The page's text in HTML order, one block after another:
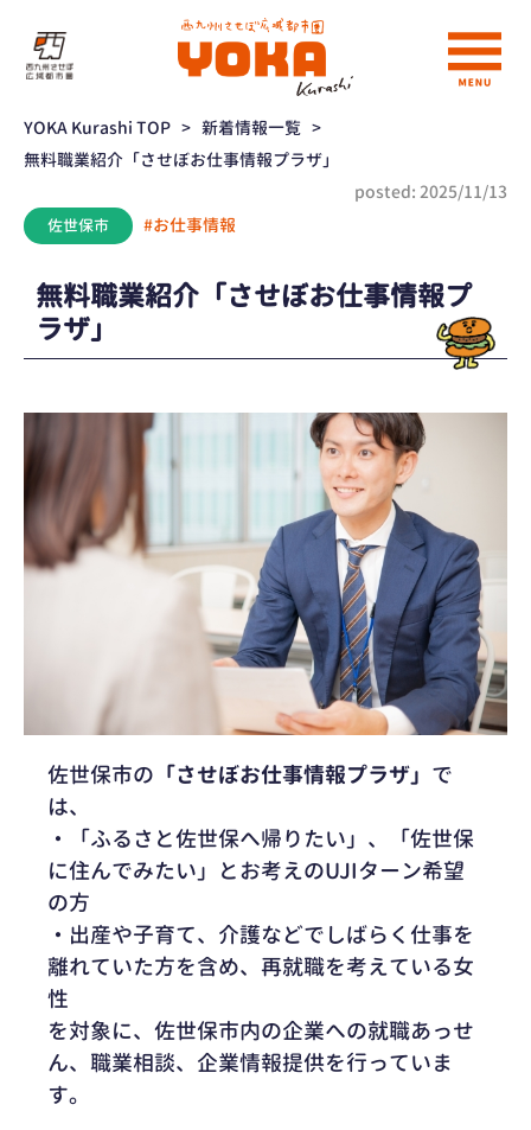
YOKA Kurashi TOP > 新着情報一覧 >
無料職業紹介「させぼお仕事情報プラザ」
posted: 2025/11/13
佐世保市 #お仕事情報
無料職業紹介「させぼお仕事情報プ
ラザ」
佐世保市の 「させぼお仕事情報プラザ」 で
は、
・「ふるさと佐世保へ帰りたい」、「佐世保
に住んでみたい」とお考えのUJIターン希望
の方
・出産や子育て、介護などでしばらく仕事を
離れていた方を含め、再就職を考えている女
性
を対象に、佐世保市内の企業への就職あっせ
ん、職業相談、企業情報提供を行っていま
す。